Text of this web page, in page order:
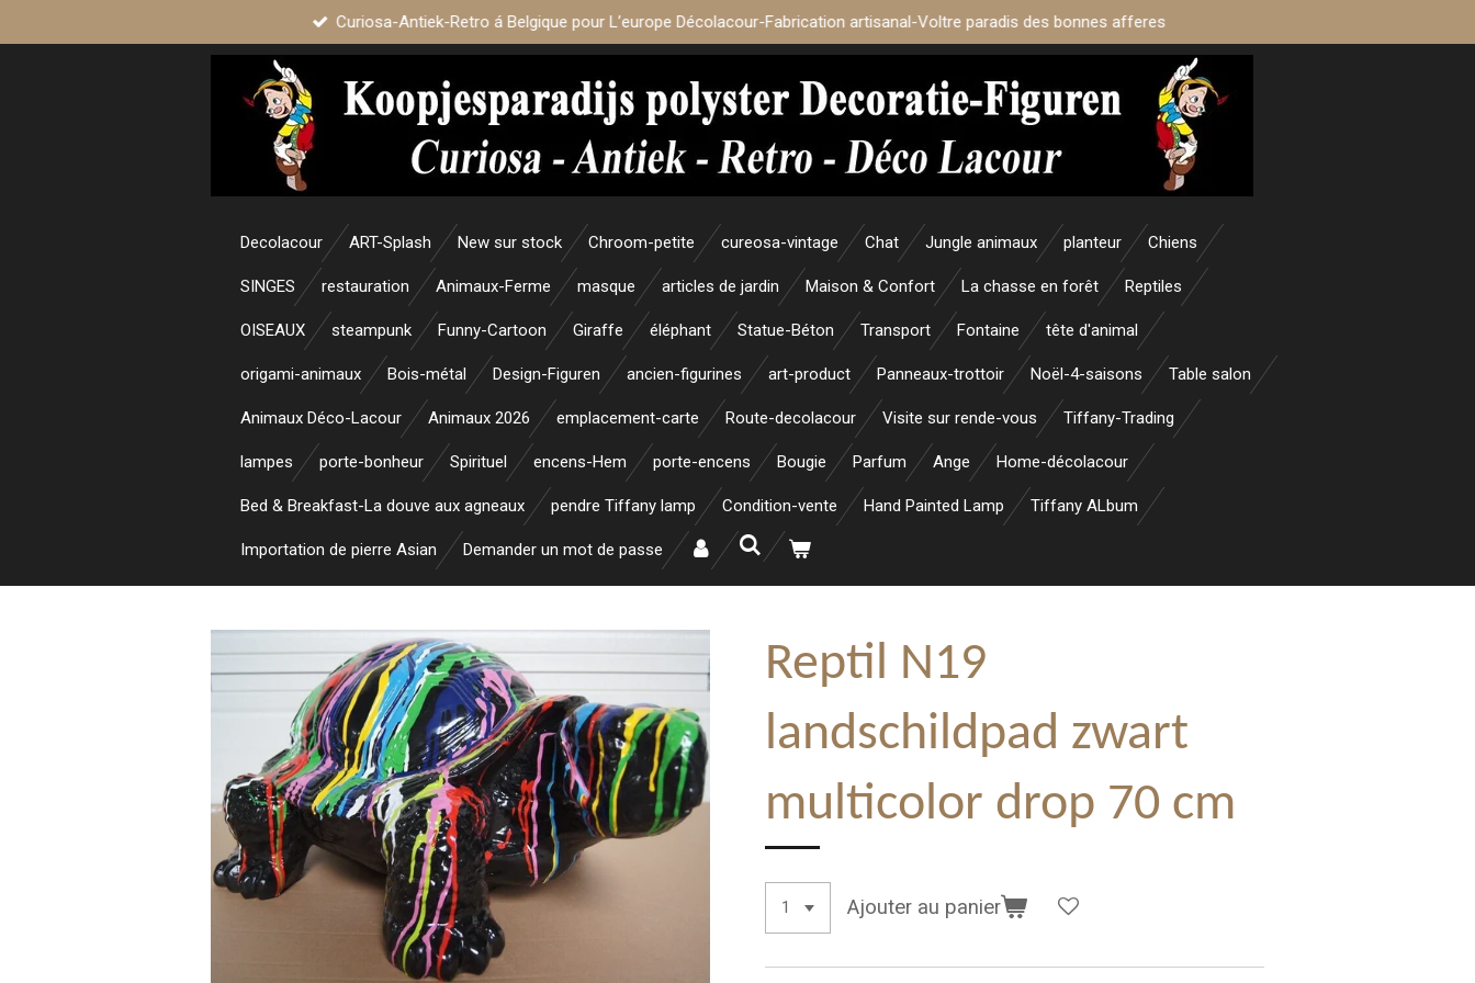
Curiosa-Antiek-Retro á Belgique pour L’europe Décolacour-Fabrication artisanal-Voltre paradis des bonnes afferes
Decolacour ART-Splash New sur stock Chroom-petite cureosa-vintage Chat Jungle animaux planteur Chiens
SINGES restauration Animaux-Ferme masque articles de jardin Maison & Confort La chasse en forêt Reptiles
OISEAUX steampunk Funny-Cartoon Giraffe éléphant Statue-Béton Transport Fontaine tête d'animal
origami-animaux Bois-métal Design-Figuren ancien-figurines art-product Panneaux-trottoir Noël-4-saisons Table salon
Animaux Déco-Lacour Animaux 2026 emplacement-carte Route-decolacour Visite sur rende-vous Tiffany-Trading
lampes porte-bonheur Spirituel encens-Hem porte-encens Bougie Parfum Ange Home-décolacour
Bed & Breakfast-La douve aux agneaux pendre Tiffany lamp Condition-vente Hand Painted Lamp Tiffany ALbum
Importation de pierre Asian Demander un mot de passe
Reptil N19
landschildpad zwart
multicolor drop 70 cm
Ajouter au panier